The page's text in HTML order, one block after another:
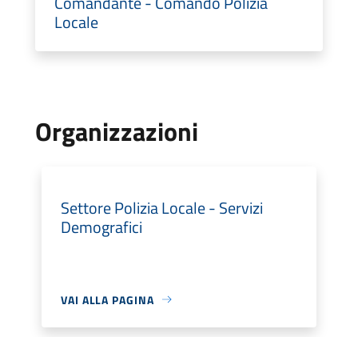
Locale
Organizzazioni
Settore Polizia Locale - Servizi
Demografici
VAI ALLA PAGINA